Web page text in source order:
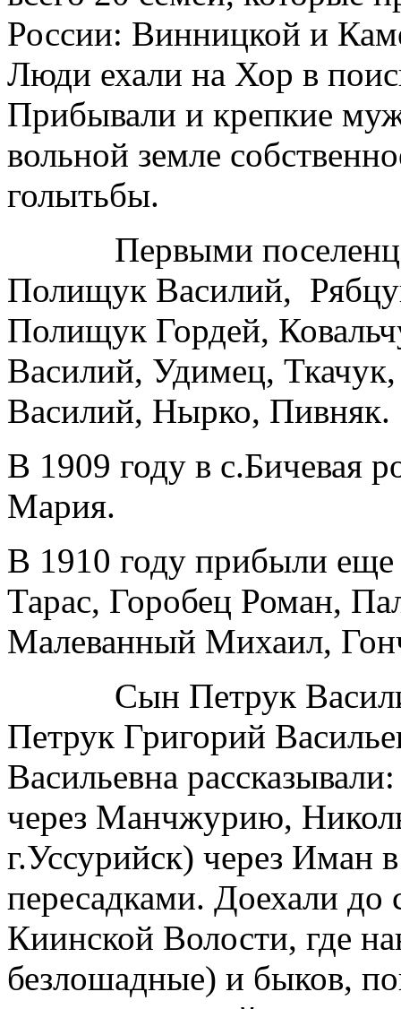
России: Винницкой и
Люди ехали на Хор в
Прибывали и крепкие
вольной земле
голытьбы.
Первыми
Полищук Василий,
Полищук Гордей,
Василий, Удимец,
Василий, Нырко, Пивняк.
В 1909 году в с.Бичевая
Мария.
В 1910 году прибыли еще
Тарас, Горобец Роман,
Малеванный Михаил,
Сын Петрук Василия
Петрук Григорий
Васильевна
через Манчжурию,
г.Уссурийск) через Иман
пересадками. Доехали до
Киинской Волости, где
безлошадные) и быков,